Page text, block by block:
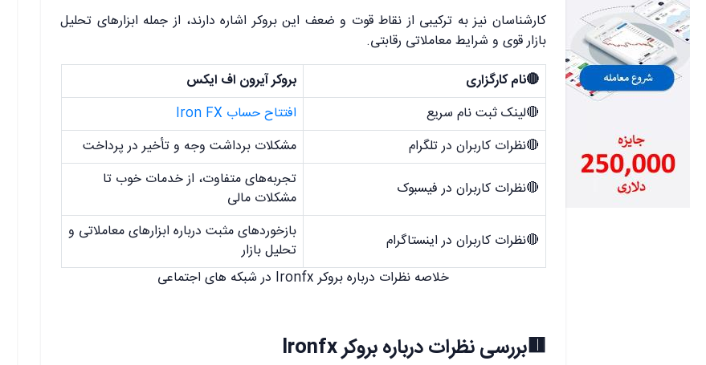
کارشناسان نیز به ترکیبی از نقاط قوت و ضعف این بروکر اشاره دارند، از جمله ابزارهای تحلیل
بازار قوی و شرایط معاملاتی رقابتی.
🔴نام کارگزاری
بروکر آیرون اف ایکس
🔴لینک ثبت نام سریع
افتتاح حساب Iron FX
🔴نظرات کاربران در تلگرام
مشکلات برداشت وجه و تأخیر در پرداخت
🔴نظرات کاربران در فیسبوک
تجربه‌های متفاوت، از خدمات خوب تا
مشکلات مالی
🔴نظرات کاربران در اینستاگرام
بازخوردهای مثبت درباره ابزارهای معاملاتی و
تحلیل بازار
خلاصه نظرات درباره بروکر Ironfx در شبکه های اجتماعی
🟥بررسی نظرات درباره بروکر Ironfx